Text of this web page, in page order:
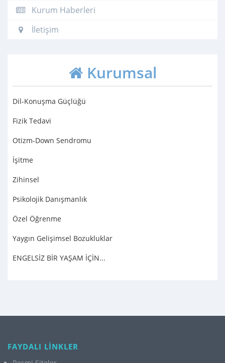
Kurum Haberleri
İletişim
Kurumsal
Dil-Konuşma Güçlüğü
Fizik Tedavi
Otizm-Down Sendromu
İşitme
Zihinsel
Psikolojik Danışmanlık
Özel Öğrenme
Yaygın Gelişimsel Bozukluklar
ENGELSİZ BİR YAŞAM İÇİN...
FAYDALI LİNKLER